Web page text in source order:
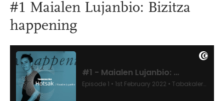
#1 Maialen Lujanbio: Bizitza
happening